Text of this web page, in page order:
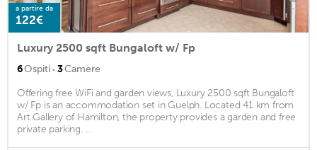
a partire da
122€
Luxury 2500 sqft Bungaloft w/ Fp
6Ospiti · 3Camere
Offering free WiFi and garden views, Luxury 2500 sqft Bungaloft
w/ Fp is an accommodation set in Guelph. Located 41 km from
Art Gallery of Hamilton, the property provides a garden and free
private parking. ...